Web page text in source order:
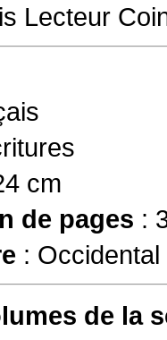
Lecteur
cm
de pages :
: Occidental
de la